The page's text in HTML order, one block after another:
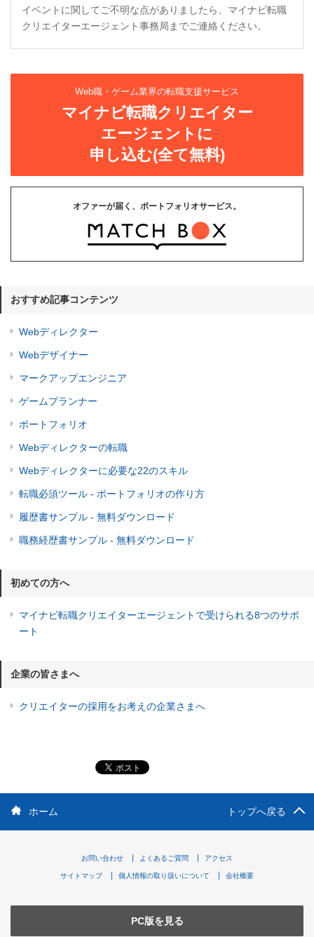
イベントに関してご不明な点がありましたら、マイナビ転職
クリエイターエージェント事務局までご連絡ください。
Web職・ゲーム業界の転職支援サービス
マイナビ転職クリエイター
エージェントに
申し込む(全て無料)
オファーが届く、ポートフォリオサービス。
おすすめ記事コンテンツ
Webディレクター
Webデザイナー
マークアップエンジニア
ゲームプランナー
ポートフォリオ
Webディレクターの転職
Webディレクターに必要な22のスキル
転職必須ツール - ポートフォリオの作り方
履歴書サンプル - 無料ダウンロード
職務経歴書サンプル - 無料ダウンロード
初めての方へ
マイナビ転職クリエイターエージェントで受けられる8つのサポ
ート
企業の皆さまへ
クリエイターの採用をお考えの企業さまへ
ホーム トップへ戻る
お問い合わせ よくあるご質問 アクセス
サイトマップ 個人情報の取り扱いについて 会社概要
PC版を見る